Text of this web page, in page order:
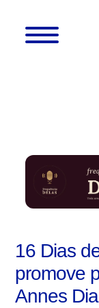
16 Dias
promove
Annes